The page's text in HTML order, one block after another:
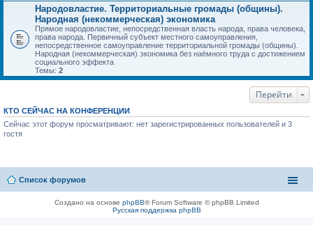
Народовластие. Территориальные громады (общины).
Народная (некоммерческая) экономика
Прямое народовластие, непосредственная власть народа, права человека,
права народа. Первичный субъект местного самоуправления,
непосредственное самоуправление территориальной громады (общины).
Народная (некоммерческая) экономика без наёмного труда с достижением
социального эффекта
Темы: 2
Перейти
КТО СЕЙЧАС НА КОНФЕРЕНЦИИ
Сейчас этот форум просматривают: нет зарегистрированных пользователей и 3
гостя
Список форумов
Создано на основе phpBB® Forum Software © phpBB Limited
Русская поддержка phpBB